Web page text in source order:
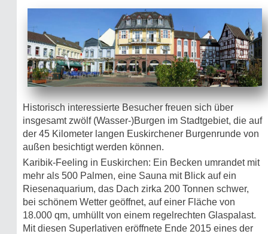
Historisch interessierte Besucher freuen sich über
insgesamt zwölf (Wasser-)Burgen im Stadtgebiet, die auf
der 45 Kilometer langen Euskirchener Burgenrunde von
außen besichtigt werden können.
Karibik-Feeling in Euskirchen: Ein Becken umrandet mit
mehr als 500 Palmen, eine Sauna mit Blick auf ein
Riesenaquarium, das Dach zirka 200 Tonnen schwer,
bei schönem Wetter geöffnet, auf einer Fläche von
18.000 qm, umhüllt von einem regelrechten Glaspalast.
Mit diesen Superlativen eröffnete Ende 2015 eines der